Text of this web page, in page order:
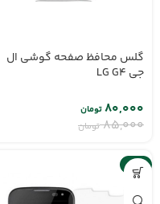
گلس محافظ صفحه گوشی ال
جی LG G4
۸۵,۰۰۰ تومان
۸۰,۰۰۰تومان
-6%